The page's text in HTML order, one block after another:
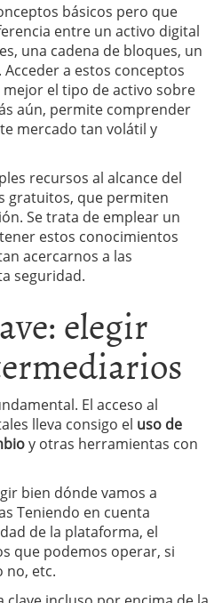
básicos pero que
entre un activo digital
una cadena de bloques, un
Acceder a estos conceptos
el tipo de activo sobre
aún, permite comprender
mercado tan volátil y
recursos al alcance del
gratuitos, que permiten
Se trata de emplear un
estos conocimientos
acercarnos a las
seguridad.
elegir
El acceso al
lleva consigo el uso de
y otras herramientas con
bien dónde vamos a
Teniendo en cuenta
de la plataforma, el
que podemos operar, si
no, etc.